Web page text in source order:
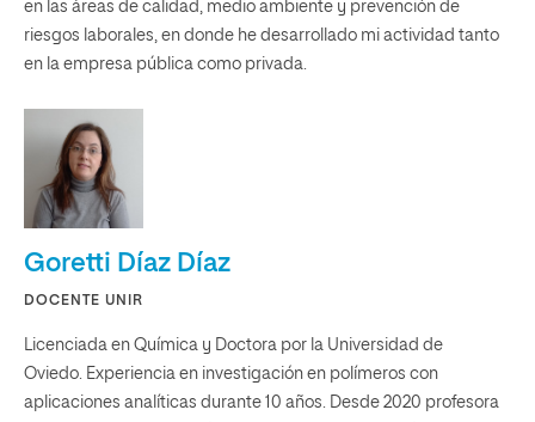
en las áreas de calidad, medio ambiente y prevención de
riesgos laborales, en donde he desarrollado mi actividad tanto
en la empresa pública como privada.
Goretti Díaz Díaz
DOCENTE UNIR
Licenciada en Química y Doctora por la Universidad de
Oviedo. Experiencia en investigación en polímeros con
aplicaciones analíticas durante 10 años. Desde 2020 profesora